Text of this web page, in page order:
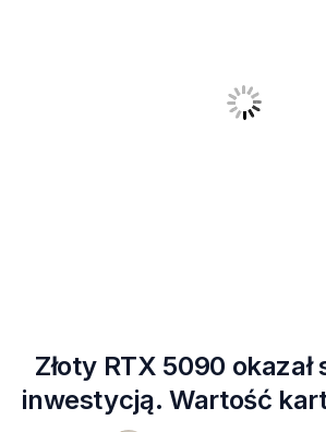
Złoty RTX 5090 okazał
inwestycją. Wartość